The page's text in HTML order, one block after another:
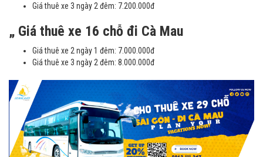
Giá thuê xe 3 ngày 2 đêm: 7.200.000đ
„ Giá thuê xe 16 chỗ đi Cà Mau
Giá thuê xe 2 ngày 1 đêm: 7.000.000đ
Giá thuê xe 3 ngày 2 đêm: 8.000.000đ